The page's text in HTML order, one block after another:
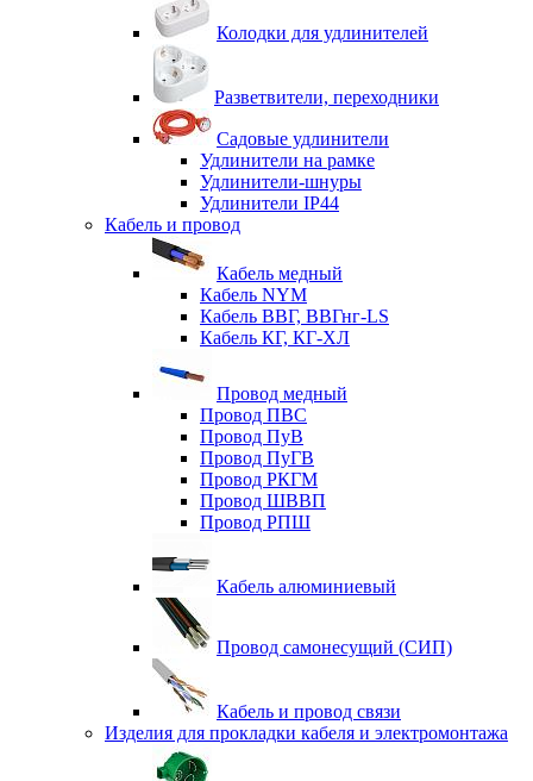
Колодки для удлинителей
Разветвители, переходники
Садовые удлинители
Удлинители на рамке
Удлинители-шнуры
Удлинители IP44
Кабель и провод
Кабель медный
Кабель NYM
Кабель ВВГ, ВВГнг-LS
Кабель КГ, КГ-ХЛ
Провод медный
Провод ПВС
Провод ПуВ
Провод ПуГВ
Провод РКГМ
Провод ШВВП
Провод РПШ
Кабель алюминиевый
Провод самонесущий (СИП)
Кабель и провод связи
Изделия для прокладки кабеля и электромонтажа